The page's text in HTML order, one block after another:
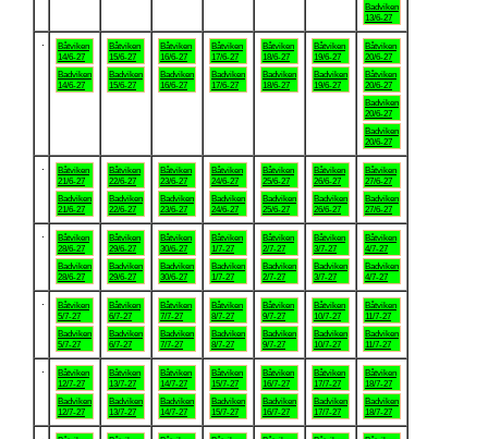
Badviken
13/6-27
Båtviken
14/6-27
Badviken
14/6-27
Båtviken
15/6-27
Badviken
15/6-27
Båtviken
16/6-27
Badviken
16/6-27
Båtviken
17/6-27
Badviken
17/6-27
Båtviken
18/6-27
Badviken
18/6-27
Båtviken
19/6-27
Badviken
19/6-27
Båtviken
20/6-27
Båtviken
20/6-27
Badviken
20/6-27
Badviken
20/6-27
Båtviken
21/6-27
Badviken
21/6-27
Båtviken
22/6-27
Badviken
22/6-27
Båtviken
23/6-27
Badviken
23/6-27
Båtviken
24/6-27
Badviken
24/6-27
Båtviken
25/6-27
Badviken
25/6-27
Båtviken
26/6-27
Badviken
26/6-27
Båtviken
27/6-27
Badviken
27/6-27
Båtviken
28/6-27
Badviken
28/6-27
Båtviken
29/6-27
Badviken
29/6-27
Båtviken
30/6-27
Badviken
30/6-27
Båtviken
1/7-27
Badviken
1/7-27
Båtviken
2/7-27
Badviken
2/7-27
Båtviken
3/7-27
Badviken
3/7-27
Båtviken
4/7-27
Badviken
4/7-27
Båtviken
5/7-27
Badviken
5/7-27
Båtviken
6/7-27
Badviken
6/7-27
Båtviken
7/7-27
Badviken
7/7-27
Båtviken
8/7-27
Badviken
8/7-27
Båtviken
9/7-27
Badviken
9/7-27
Båtviken
10/7-27
Badviken
10/7-27
Båtviken
11/7-27
Badviken
11/7-27
Båtviken
12/7-27
Badviken
12/7-27
Båtviken
13/7-27
Badviken
13/7-27
Båtviken
14/7-27
Badviken
14/7-27
Båtviken
15/7-27
Badviken
15/7-27
Båtviken
16/7-27
Badviken
16/7-27
Båtviken
17/7-27
Badviken
17/7-27
Båtviken
18/7-27
Badviken
18/7-27